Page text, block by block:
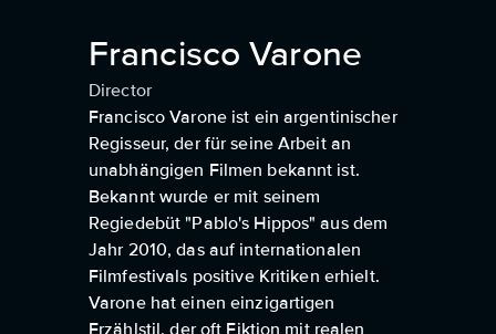
Francisco Varone
Director
Francisco Varone ist ein argentinischer
Regisseur, der für seine Arbeit an
unabhängigen Filmen bekannt ist.
Bekannt wurde er mit seinem
Regiedebüt "Pablo's Hippos" aus dem
Jahr 2010, das auf internationalen
Filmfestivals positive Kritiken erhielt.
Varone hat einen einzigartigen
Erzählstil, der oft Fiktion mit realen